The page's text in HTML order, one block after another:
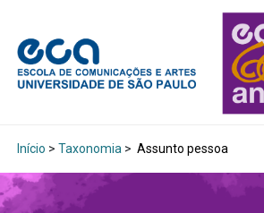
Início > Taxonomia > Assunto pessoa